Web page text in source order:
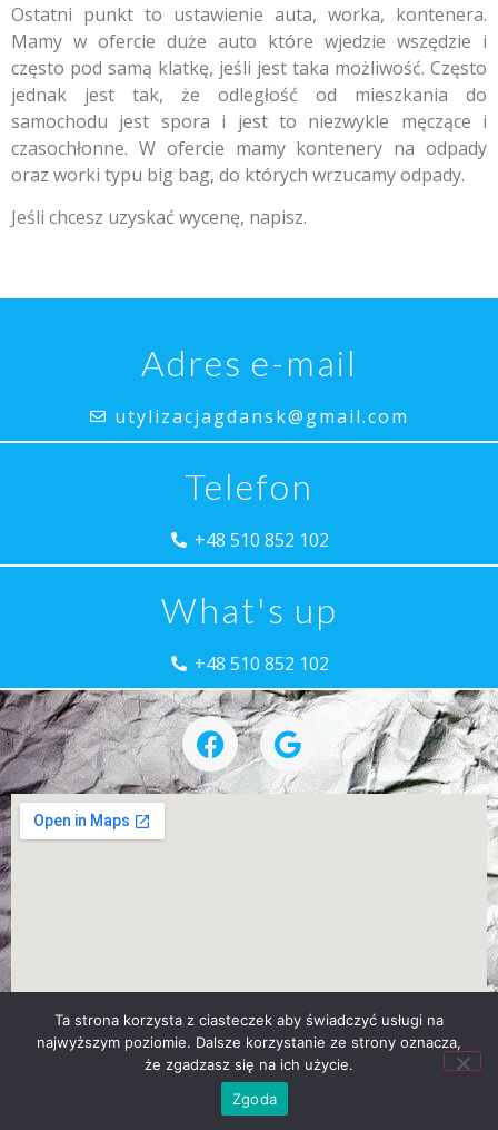
Ostatni punkt to ustawienie auta, worka, kontenera.
Mamy w ofercie duże auto które wjedzie wszędzie i
często pod samą klatkę, jeśli jest taka możliwość. Często
jednak jest tak, że odległość od mieszkania do
samochodu jest spora i jest to niezwykle męczące i
czasochłonne. W ofercie mamy kontenery na odpady
oraz worki typu big bag, do których wrzucamy odpady.
Jeśli chcesz uzyskać wycenę, napisz.
Adres e-mail
utylizacjagdansk@gmail.com
Telefon
+48 510 852 102
What's up
+48 510 852 102
Projekt i wykonanie:Cichy Marketing
Ta strona korzysta z ciasteczek aby świadczyć usługi na
najwyższym poziomie. Dalsze korzystanie ze strony oznacza,
że zgadzasz się na ich użycie.
Zgoda